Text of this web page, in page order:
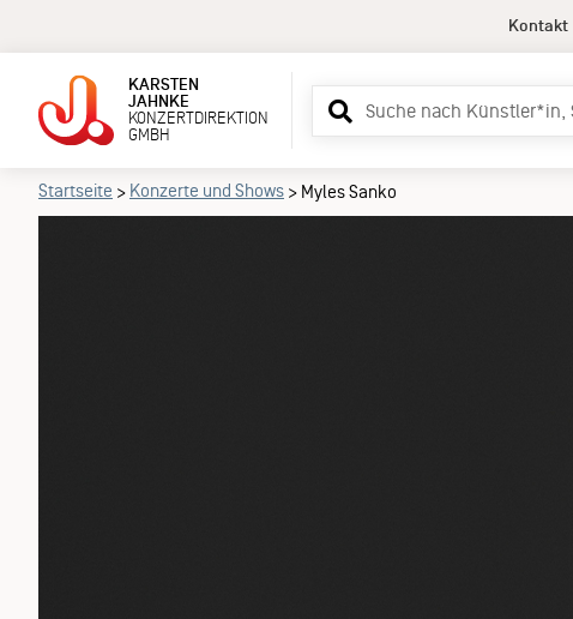
Kontakt
KARSTEN
JAHNKE
KONZERTDIREKTION
GMBH
Suchbegriff
eingeben
Startseite > Konzerte und Shows > Myles Sanko